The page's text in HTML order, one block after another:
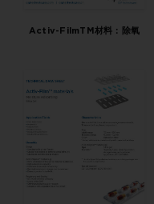
Activ-FilmTM材料：除氧